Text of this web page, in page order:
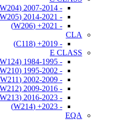
- 2007-2014 (W204)
- 2014-2021 (W205)
- 2021+ (W206)
CLA
- 2019+ (C118)
E CLASS
- 1984-1995 (W124)
- 1995-2002 (W210)
- 2002-2009 (W211)
- 2009-2016 (W212)
- 2016-2023 (W213)
- 2023+ (W214)
EQA